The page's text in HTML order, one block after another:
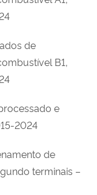
de
B1,
e
2024
de
terminais –